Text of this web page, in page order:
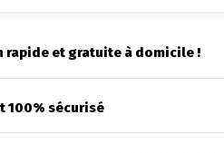
rapide et gratuite à domicile !
100% sécurisé